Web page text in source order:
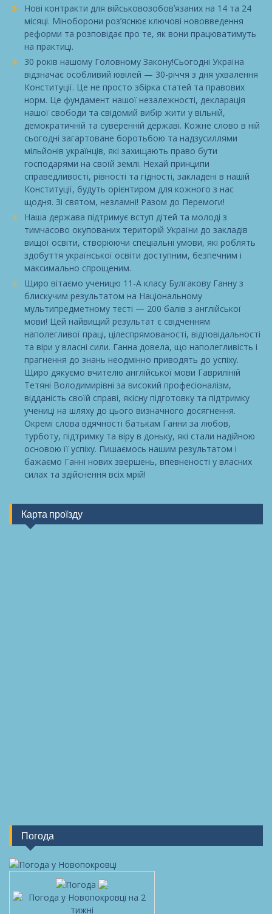
Нові контракти для військовозобовʼязаних на 14 та 24
місяці. Міноборони роз’яснює ключові нововведення
реформи та розповідає про те, як вони працюватимуть
на практиці.
30 років нашому Головному Закону!Сьогодні Україна
відзначає особливий ювілей — 30-річчя з дня ухвалення
Конституції. Це не просто збірка статей та правових
норм. Це фундамент нашої незалежності, декларація
нашої свободи та свідомий вибір жити у вільній,
демократичній та суверенній державі. Кожне слово в ній
сьогодні загартоване боротьбою та надзусиллями
мільйонів українців, які захищають право бути
господарями на своїй землі. Нехай принципи
справедливості, рівності та гідності, закладені в нашій
Конституції, будуть орієнтиром для кожного з нас
щодня. Зі святом, незламні! Разом до Перемоги!
Наша держава підтримує вступ дітей та молоді з
тимчасово окупованих територій України до закладів
вищої освіти, створюючи спеціальні умови, які роблять
здобуття української освіти доступним, безпечним і
максимально спрощеним.
Щиро вітаємо ученицю 11-А класу Булгакову Ганну з
блискучим результатом на Національному
мультипредметному тесті — 200 балів з англійської
мови! Цей найвищий результат є свідченням
наполегливої праці, цілеспрямованості, відповідальності
та віри у власні сили. Ганна довела, що наполегливість і
прагнення до знань неодмінно приводять до успіху.
Щиро дякуємо вчителю англійської мови Гавриліній
Тетяні Володимирівні за високий професіоналізм,
відданість своїй справі, якісну підготовку та підтримку
учениці на шляху до цього визначного досягнення.
Окремі слова вдячності батькам Ганни за любов,
турботу, підтримку та віру в доньку, які стали надійною
основою її успіху. Пишаємось нашим результатом і
бажаємо Ганні нових звершень, впевненості у власних
силах та здійснення всіх мрій!
Карта проїзду
Погода